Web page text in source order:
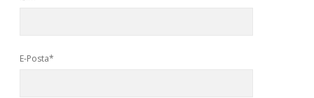
E-Posta*